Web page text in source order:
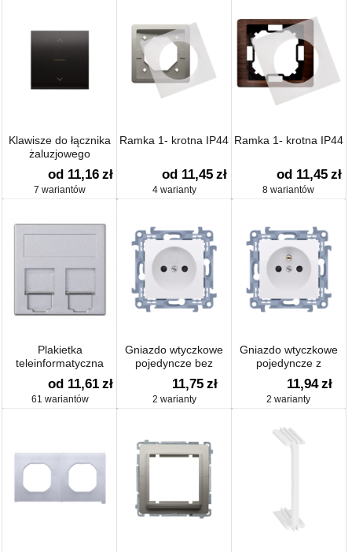
Klawisze do łącznika
żaluzjowego
pojedyńczego
trójpozycyjnego 1-0-2
od 11,16 zł
7 wariantów
Ramka 1- krotna IP44
od 11,45 zł
4 warianty
Ramka 1- krotna IP44
od 11,45 zł
8 wariantów
Plakietka
teleinformatyczna
SIMON 500
od 11,61 zł
61 wariantów
Gniazdo wtyczkowe
pojedyncze bez
uziemienia 16A
11,75 zł
2 warianty
Gniazdo wtyczkowe
pojedyncze z
uziemieniem 16A
11,94 zł
2 warianty